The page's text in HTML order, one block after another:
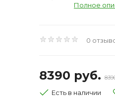
Полное
0
8390 руб.
Есть в наличии